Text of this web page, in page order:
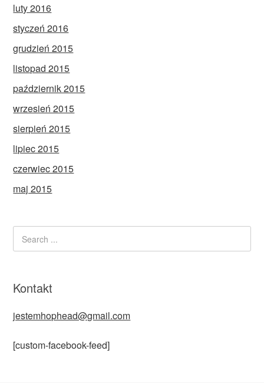
luty 2016
styczeń 2016
grudzień 2015
listopad 2015
październik 2015
wrzesień 2015
sierpień 2015
lipiec 2015
czerwiec 2015
maj 2015
Kontakt
jestemhophead@gmail.com
[custom-facebook-feed]